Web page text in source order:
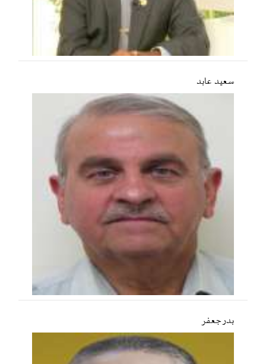
سعید عابد
بدر جعفر